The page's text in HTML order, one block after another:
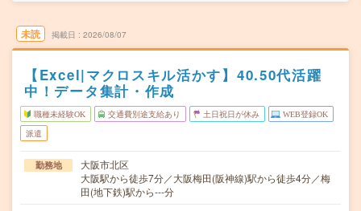
未読 掲載日 2026/08/07
【Excel|マクロスキル活かす】40.50代活躍
中！データ集計・作成
職種未経験OK 交通費別途支給あり 土日祝日が休み WEB登録OK
派遣
勤務地
大阪市北区
大阪駅から徒歩7分／大阪梅田(阪神線)駅から徒歩4分／梅
田(地下鉄)駅から---分